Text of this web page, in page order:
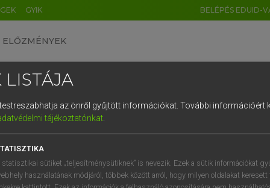
GYIK BELÉPÉS EDUID-
ELŐZMÉNYEK
szótár
LISTÁJA
az önről gyűjtött információkat. További információért
tájékoztatónkat.
statisztikai sütiket „teljesítménysütiknek” is nevezik. Ezek a sütik információkat
használatának módjáról, többek között arról, hogy milyen oldalakat keresett
DE CN FR ES IT NL
1 2 3 4 5 6 7 8 9
q w e r t z u i